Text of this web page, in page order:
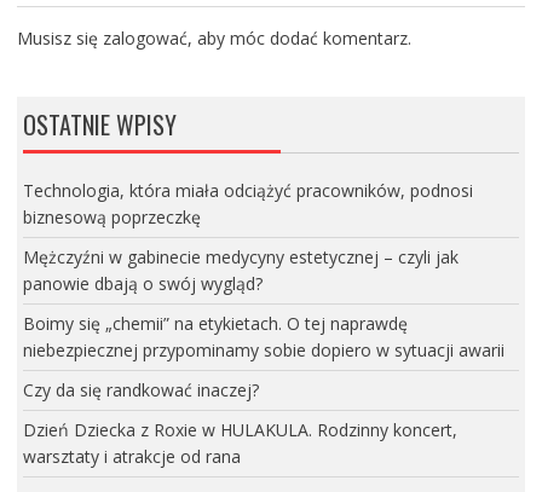
Musisz się zalogować, aby móc dodać komentarz.
OSTATNIE WPISY
Technologia, która miała odciążyć pracowników, podnosi
biznesową poprzeczkę
Mężczyźni w gabinecie medycyny estetycznej – czyli jak
panowie dbają o swój wygląd?
Boimy się „chemii” na etykietach. O tej naprawdę
niebezpiecznej przypominamy sobie dopiero w sytuacji awarii
Czy da się randkować inaczej?
Dzień Dziecka z Roxie w HULAKULA. Rodzinny koncert,
warsztaty i atrakcje od rana